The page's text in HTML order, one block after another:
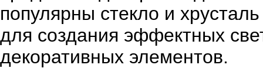
популярны стекло и
для создания эффектных
декоративных элементов.